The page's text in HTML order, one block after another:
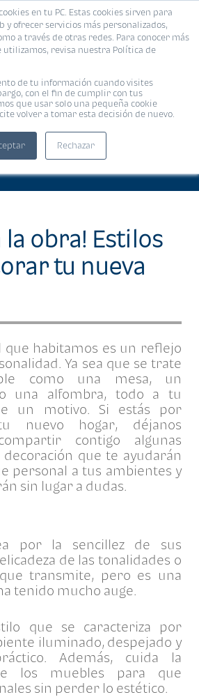
en tu PC. Estas cookies sirven para
y ofrecer servicios más personalizados,
a través de otras redes. Para conocer más
utilizamos, revisa nuestra Política de
de tu información cuando visites
con el fin de cumplir con tus
que usar solo una pequeña cookie
volver a tomar esta decisión de nuevo.
Rechazar
MENÚ
la obra! Estilos
tu nueva
que habitamos es un reflejo
Ya sea que se trate
como una mesa, un
una alfombra, todo a tu
un motivo. Si estás por
nuevo hogar, déjanos
contigo algunas
decoración que te ayudarán
personal a tus ambientes y
sin lugar a dudas.
por la sencillez de sus
de las tonalidades o
transmite, pero es una
tenido mucho auge.
que se caracteriza por
iluminado, despejado y
Además, cuida la
los muebles para que
sin perder lo estético.